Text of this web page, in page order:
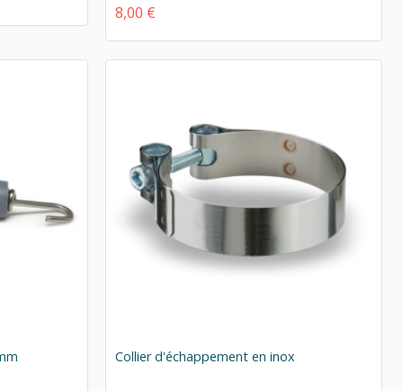
8,00 €
Collier d'échappement en inox